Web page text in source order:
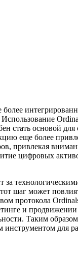
стать основой для
еще более
привлекая
цифровых
шаг может
протокола
и
Таким
для